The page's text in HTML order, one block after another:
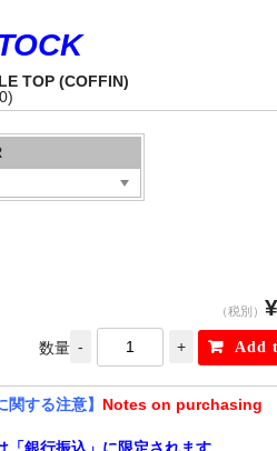
TOP (COFFIN)
（税別）
数量
関する注意】 Notes on purchasing